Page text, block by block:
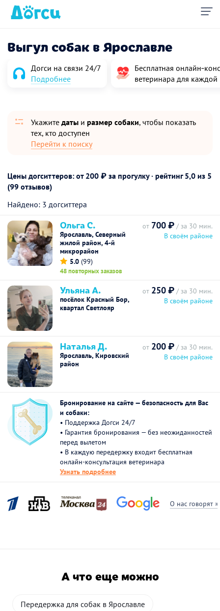
Выгул собак в Ярославле
Догси на связи 24/7
Подробнее
Бесплатная
ветеринара для
Укажите даты и размер собаки, чтобы показать
тех, кто доступен
Перейти к поиску
Цены догситтеров: от 200 ₽ за прогулку · рейтинг 5,0 из 5
(99 отзывов)
Найдено: 3 догситтера
Ольга С.
Ярославль, Северный
жилой район, 4-й
микрорайон
5.0 (99)
48 повторных заказов
от 700 ₽ / за 30 мин.
В своём районе
Ульяна А.
посёлок Красный Бор,
квартал Светлояр
от 250 ₽ / за 30 мин.
В своём районе
Наталья Д.
Ярославль, Кировский
район
от 200 ₽ / за 30 мин.
В своём районе
Бронирование на сайте — безопасность для Вас
и собаки:
• Поддержка Догси 24/7
• Гарантия бронирования — без неожиданностей
перед вылетом
• В каждую передержку входит бесплатная
онлайн-консультация ветеринара
Узнать подробнее
О нас говорят »
А что еще можно
Передержка для собак в Ярославле